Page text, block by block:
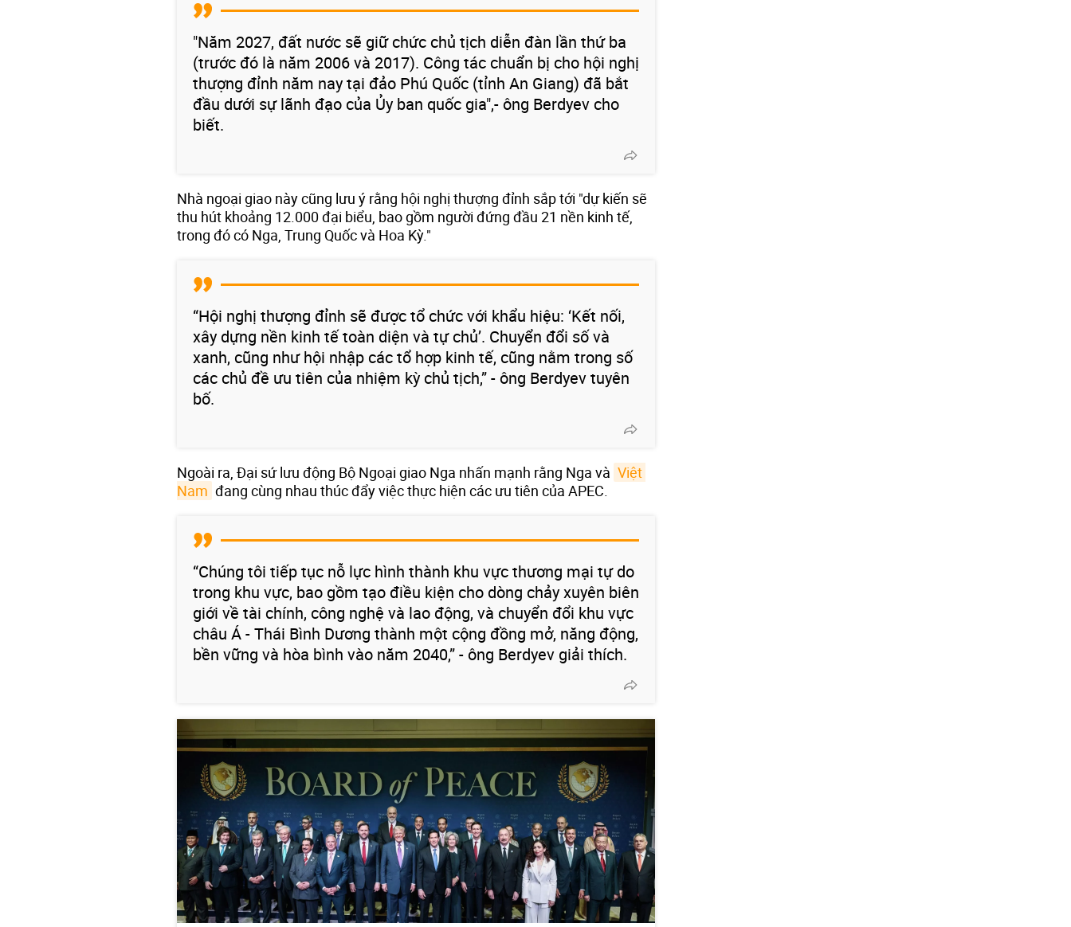
"Năm 2027, đất nước sẽ giữ chức chủ tịch diễn đàn lần thứ ba
(trước đó là năm 2006 và 2017). Công tác chuẩn bị cho hội nghị
thượng đỉnh năm nay tại đảo Phú Quốc (tỉnh An Giang) đã bắt
đầu dưới sự lãnh đạo của Ủy ban quốc gia",- ông Berdyev cho
biết.
Nhà ngoại giao này cũng lưu ý rằng hội nghị thượng đỉnh sắp tới "dự kiến ​​sẽ
thu hút khoảng 12.000 đại biểu, bao gồm người đứng đầu 21 nền kinh tế,
trong đó có Nga, Trung Quốc và Hoa Kỳ."
“Hội nghị thượng đỉnh sẽ được tổ chức với khẩu hiệu: ‘Kết nối,
xây dựng nền kinh tế toàn diện và tự chủ’. Chuyển đổi số và
xanh, cũng như hội nhập các tổ hợp kinh tế, cũng nằm trong số
các chủ đề ưu tiên của nhiệm kỳ chủ tịch,” - ông Berdyev tuyên
bố.
Ngoài ra, Đại sứ lưu động Bộ Ngoại giao Nga nhấn mạnh rằng Nga và Việt
Nam đang cùng nhau thúc đẩy việc thực hiện các ưu tiên của APEC.
“Chúng tôi tiếp tục nỗ lực hình thành khu vực thương mại tự do
trong khu vực, bao gồm tạo điều kiện cho dòng chảy xuyên biên
giới về tài chính, công nghệ và lao động, và chuyển đổi khu vực
châu Á - Thái Bình Dương thành một cộng đồng mở, năng động,
bền vững và hòa bình vào năm 2040,” - ông Berdyev giải thích.